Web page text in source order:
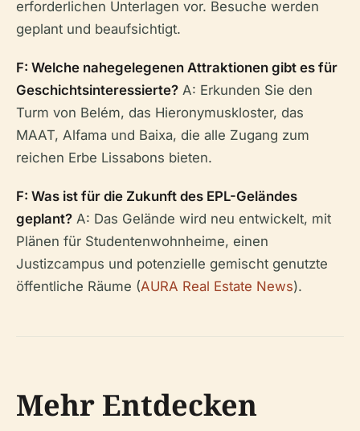
erforderlichen Unterlagen vor. Besuche werden
geplant und beaufsichtigt.
F: Welche nahegelegenen Attraktionen gibt es für
Geschichtsinteressierte? A: Erkunden Sie den
Turm von Belém, das Hieronymuskloster, das
MAAT, Alfama und Baixa, die alle Zugang zum
reichen Erbe Lissabons bieten.
F: Was ist für die Zukunft des EPL-Geländes
geplant? A: Das Gelände wird neu entwickelt, mit
Plänen für Studentenwohnheime, einen
Justizcampus und potenzielle gemischt genutzte
öffentliche Räume (AURA Real Estate News).
Mehr Entdecken